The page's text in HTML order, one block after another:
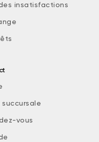
insatisfactions
succursale
vous